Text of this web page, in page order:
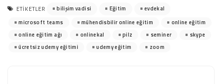
ETIKETLER bilişim vadisi Eğitim
evdekal
microsoft teams
mühendisbilir online eğitim
online eğitim
online eğitim ağı
onlinekal pilz seminer
skype
ücretsiz udemy eğitimi
udemy eğitim zoom